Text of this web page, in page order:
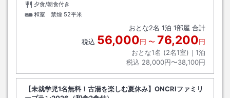
夕食/朝食付き
和室 禁煙 52平米
おとな2名 1泊 1部屋 合計
税込 56,000円 〜 76,200円
おとな1名 (2名1室)｜ 1泊
税込 28,000円〜38,100円
【未就学児1名無料！古湯を楽しむ夏休み】ONCRIファミリ